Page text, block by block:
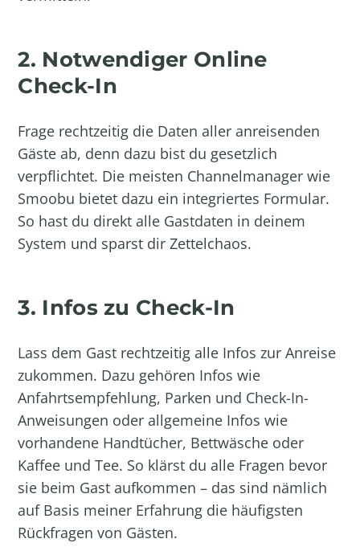
2. Notwendiger Online
Check-In
Frage rechtzeitig die Daten aller anreisenden
Gäste ab, denn dazu bist du gesetzlich
verpflichtet. Die meisten Channelmanager wie
Smoobu bietet dazu ein integriertes Formular.
So hast du direkt alle Gastdaten in deinem
System und sparst dir Zettelchaos.
3. Infos zu Check-In
Lass dem Gast rechtzeitig alle Infos zur Anreise
zukommen. Dazu gehören Infos wie
Anfahrtsempfehlung, Parken und Check-In-
Anweisungen oder allgemeine Infos wie
vorhandene Handtücher, Bettwäsche oder
Kaffee und Tee. So klärst du alle Fragen bevor
sie beim Gast aufkommen – das sind nämlich
auf Basis meiner Erfahrung die häufigsten
Rückfragen von Gästen.